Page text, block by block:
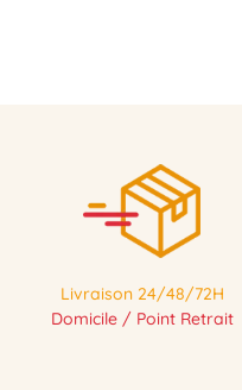
Livraison 24/48/72H
Domicile / Point Retrait